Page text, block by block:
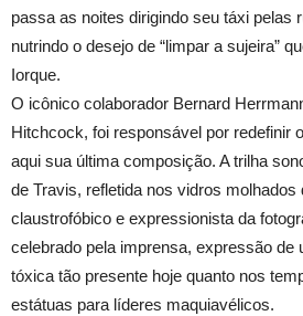
passa as noites dirigindo seu táxi pelas
nutrindo o desejo de “limpar a sujeira”
Iorque.
O icônico colaborador Bernard
Hitchcock, foi responsável por redefinir
aqui sua última composição. A trilha
de Travis, refletida nos vidros molhados
claustrofóbico e expressionista da
celebrado pela imprensa, expressão de
tóxica tão presente hoje quanto nos
estátuas para líderes maquiavélicos.